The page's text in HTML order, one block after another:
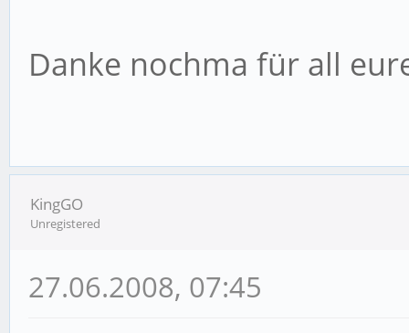
Danke nochma für all
KingGO
Unregistered
27.06.2008, 07:45